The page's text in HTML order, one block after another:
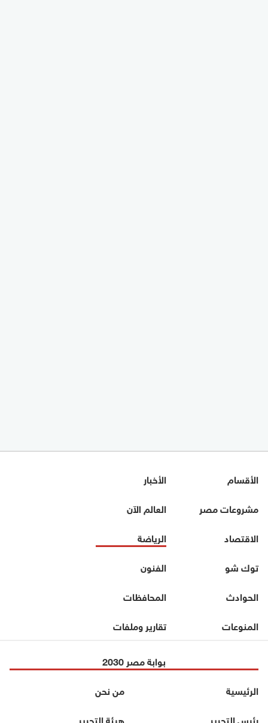
الأقسام
الأخبار
مشروعات مصر
العالم الآن
الاقتصاد
الرياضة
توك شو
الفنون
الحوادث
المحافظات
المنوعات
تقارير وملفات
بوابة مصر 2030
الرئيسية
من نحن
رئيس التحرير
هيئة التحرير